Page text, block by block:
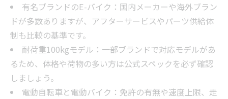
有名ブランドのE-バイク：国内メーカーや海外ブラン
ドが多数ありますが、アフターサービスやパーツ供給体
制も比較の基準です。
耐荷重100kgモデル：一部ブランドで対応モデルがあ
るため、体格や荷物の多い方は公式スペックを必ず確認
しましょう。
電動自転車と電動バイク：免許の有無や速度上限、走